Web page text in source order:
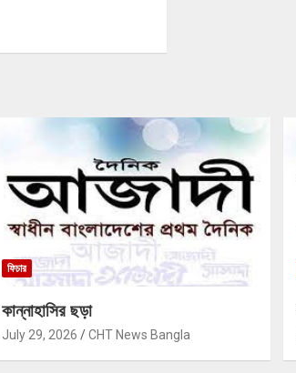
ফিচার
কান্নাহাসির ছড়া
July 29, 2026 CHT News Bangla